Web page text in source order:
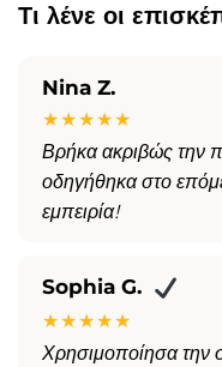
Τι λένε οι
Nina Z.
★★★★★
Βρήκα ακριβώς την
οδηγήθηκα στο
εμπειρία!
Sophia G.
★★★★★
Χρησιμοποίησα την